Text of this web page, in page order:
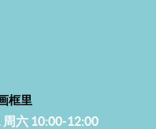
框里
周六 10:00-12:00